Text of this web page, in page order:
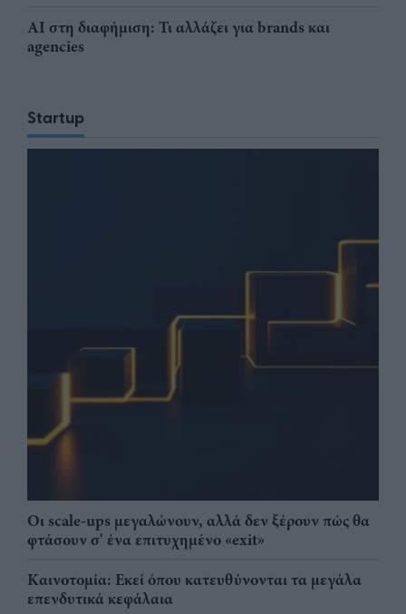
AI στη διαφήμιση: Τι αλλάζει για brands και
agencies
Startup
Οι scale-ups μεγαλώνουν, αλλά δεν ξέρουν πώς θα
φτάσουν σ' ένα επιτυχημένο «exit»
Καινοτομία: Εκεί όπου κατευθύνονται τα μεγάλα
επενδυτικά κεφάλαια